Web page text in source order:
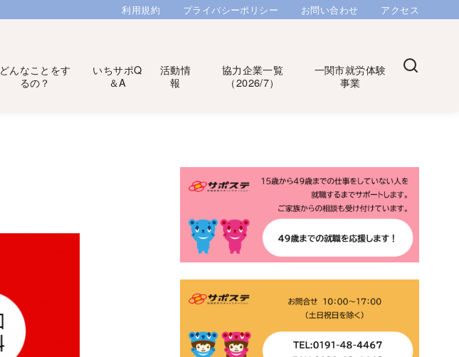
利用規約 プライバシーポリシー お問い合わせ アクセス
どんなことをす
るの？
いちサポQ
＆A
活動情
報
協力企業一覧
（2026/7）
一関市就労体験
事業